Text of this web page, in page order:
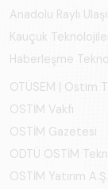
Anadolu Raylı
Kauçuk
Haberleşme
OTÜSEM | Ostim
OSTİM Vakfı
OSTİM Gazetesi
ODTÜ OSTİM
OSTİM Yatırım A.Ş.